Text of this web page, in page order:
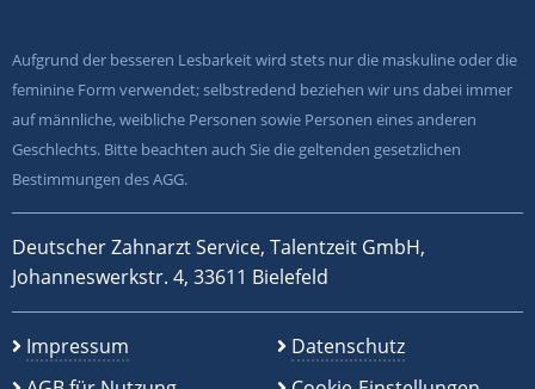
Aufgrund der besseren Lesbarkeit wird stets nur die maskuline oder die
feminine Form verwendet; selbstredend beziehen wir uns dabei immer
auf männliche, weibliche Personen sowie Personen eines anderen
Geschlechts. Bitte beachten auch Sie die geltenden gesetzlichen
Bestimmungen des AGG.
Deutscher Zahnarzt Service, Talentzeit GmbH,
Johanneswerkstr. 4, 33611 Bielefeld
Impressum
Datenschutz